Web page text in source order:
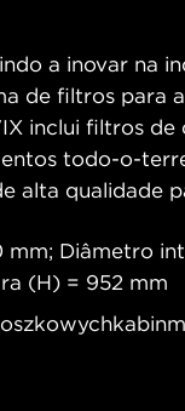
a inovar na
de filtros para
inclui filtros
todo-o-
alta qualidade
Diâmetro
(H) = 952 mm